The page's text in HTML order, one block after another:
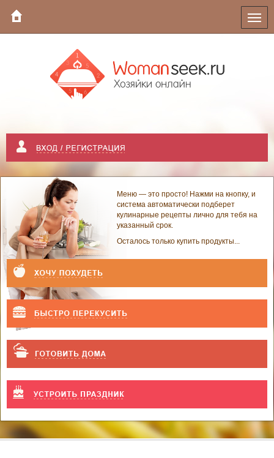
Меню — это просто! Нажми на кнопку, и
система автоматически подберет
кулинарные рецепты лично для тебя на
указанный срок.
Осталось только купить продукты...